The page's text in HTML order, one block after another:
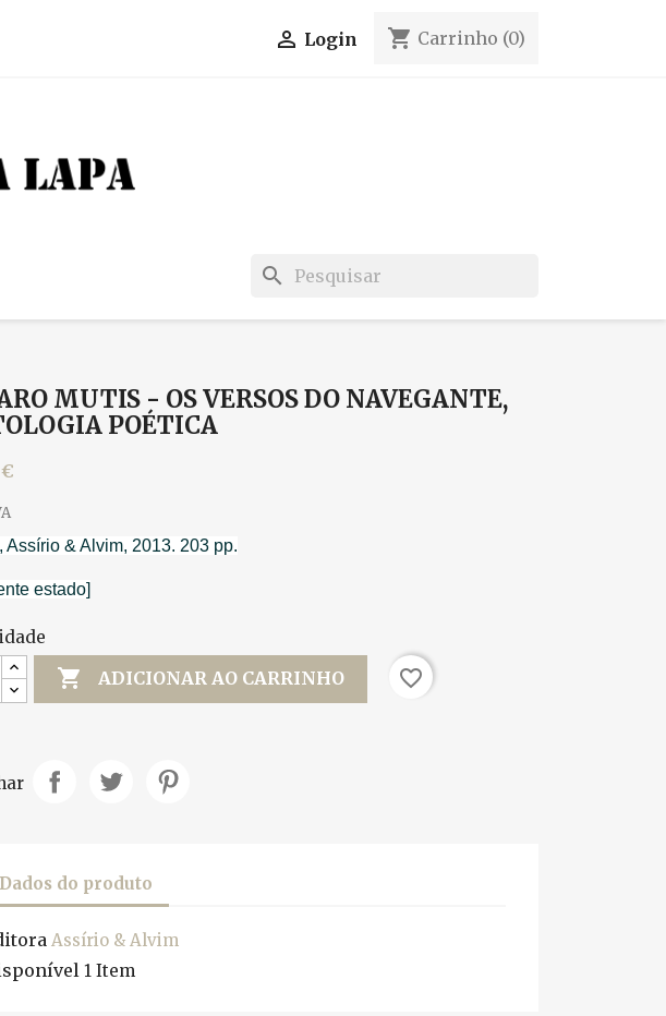
 Login shopping_cart Carrinho (0)
search
MUTIS - OS VERSOS DO NAVEGANTE,
POÉTICA
Assírio & Alvim, 2013. 203 pp.
estado]
 ADICIONAR AO CARRINHO favorite_border
Dados do produto
Assírio & Alvim
1 Item